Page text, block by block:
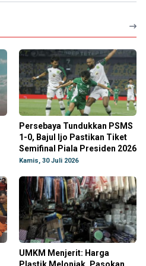
Persebaya Tundukkan PSMS
1-0, Bajul Ijo Pastikan Tiket
Semifinal Piala Presiden 2026
Kamis, 30 Juli 2026
UMKM Menjerit: Harga